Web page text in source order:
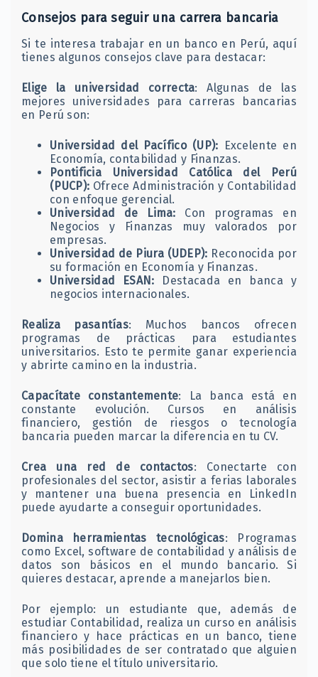
Consejos para seguir una carrera bancaria
Si te interesa trabajar en un banco en Perú, aquí
tienes algunos consejos clave para destacar:
Elige la universidad correcta: Algunas de las
mejores universidades para carreras bancarias
en Perú son:
Universidad del Pacífico (UP): Excelente en
Economía, contabilidad y Finanzas.
Pontificia Universidad Católica del Perú
(PUCP): Ofrece Administración y Contabilidad
con enfoque gerencial.
Universidad de Lima: Con programas en
Negocios y Finanzas muy valorados por
empresas.
Universidad de Piura (UDEP): Reconocida por
su formación en Economía y Finanzas.
Universidad ESAN: Destacada en banca y
negocios internacionales.
Realiza pasantías: Muchos bancos ofrecen
programas de prácticas para estudiantes
universitarios. Esto te permite ganar experiencia
y abrirte camino en la industria.
Capacítate constantemente: La banca está en
constante evolución. Cursos en análisis
financiero, gestión de riesgos o tecnología
bancaria pueden marcar la diferencia en tu CV.
Crea una red de contactos: Conectarte con
profesionales del sector, asistir a ferias laborales
y mantener una buena presencia en LinkedIn
puede ayudarte a conseguir oportunidades.
Domina herramientas tecnológicas: Programas
como Excel, software de contabilidad y análisis de
datos son básicos en el mundo bancario. Si
quieres destacar, aprende a manejarlos bien.
Por ejemplo: un estudiante que, además de
estudiar Contabilidad, realiza un curso en análisis
financiero y hace prácticas en un banco, tiene
más posibilidades de ser contratado que alguien
que solo tiene el título universitario.